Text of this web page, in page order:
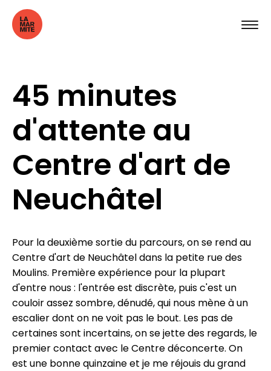
45 minutes
d'attente au
Centre d'art de
Neuchâtel
Pour la deuxième sortie du parcours, on se rend au
Centre d'art de Neuchâtel dans la petite rue des
Moulins. Première expérience pour la plupart
d'entre nous : l'entrée est discrète, puis c'est un
couloir assez sombre, dénudé, qui nous mène à un
escalier dont on ne voit pas le bout. Les pas de
certaines sont incertains, on se jette des regards, le
premier contact avec le Centre déconcerte. On
est une bonne quinzaine et je me réjouis du grand